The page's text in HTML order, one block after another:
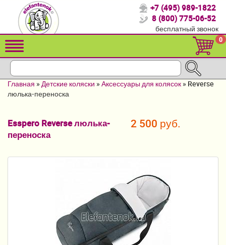
Спасибо, что выбрали нас!
Распродажа!
Детские коляски
Кроватки для новорожденных
Конверты, муфты
Детский транспорт
Постельные принадлежности
+7 (495) 989-1822
8 (800) 775-06-52
бесплатный звонок
0
Главная »Детские коляски »Аксессуары для колясок » Reverse
люлька-переноска
Esspero Reverse люлька-
переноска
2 500 руб.